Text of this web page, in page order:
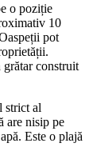
o poziție
10
pot
grătar construit
strict al
are nisip pe
Este o plajă